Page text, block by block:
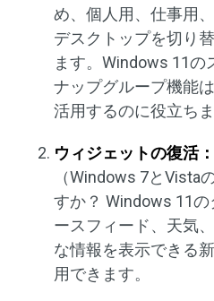
め、個人用、仕事用
デスクトップを切り
ます。Windows 11の
ナップグループ機能
活用するのに役立ちま
ウィジェットの復活：
（Windows 7とVista
すか？ Windows 11
ースフィード、天気
な情報を表示できる
用できます。